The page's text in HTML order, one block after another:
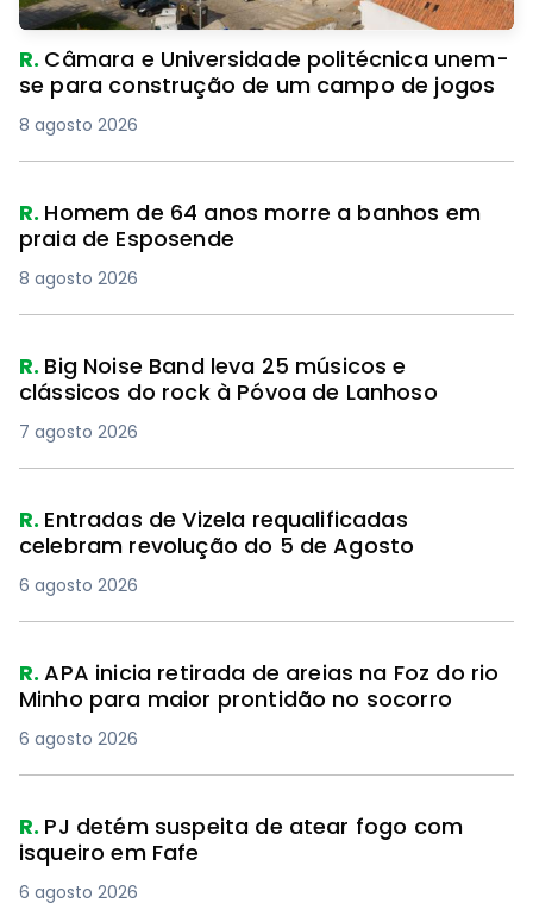
R. Câmara e Universidade politécnica unem-
se para construção de um campo de jogos
8 agosto 2026
R. Homem de 64 anos morre a banhos em
praia de Esposende
8 agosto 2026
R. Big Noise Band leva 25 músicos e
clássicos do rock à Póvoa de Lanhoso
7 agosto 2026
R. Entradas de Vizela requalificadas
celebram revolução do 5 de Agosto
6 agosto 2026
R.APA inicia retirada de areias na Foz do rio
Minho para maior prontidão no socorro
6 agosto 2026
R. PJ detém suspeita de atear fogo com
isqueiro em Fafe
6 agosto 2026